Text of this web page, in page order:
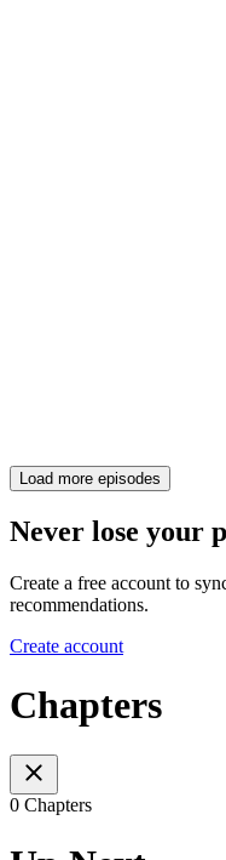
Load more episodes
Never lose your
Create a free account to
recommendations.
Create account
Chapters
0 Chapters